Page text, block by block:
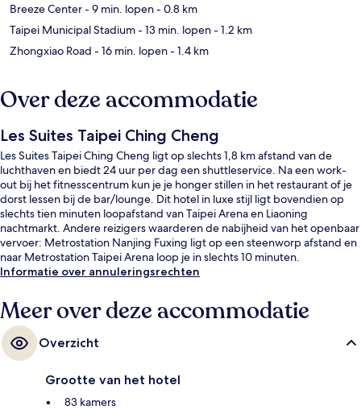
Breeze Center- 9 min. lopen- 0.8 km
Taipei Municipal Stadium- 13 min. lopen- 1.2 km
Zhongxiao Road - 16 min. lopen- 1.4 km
Over deze accommodatie
Les Suites Taipei Ching Cheng
Les Suites Taipei Ching Cheng ligt op slechts 1,8 km afstand van de
luchthaven en biedt 24 uur per dag een shuttleservice. Na een work-
out bij het fitnesscentrum kun je je honger stillen in het restaurant of je
dorst lessen bij de bar/lounge. Dit hotel in luxe stijl ligt bovendien op
slechts tien minuten loopafstand van Taipei Arena en Liaoning
nachtmarkt. Andere reizigers waarderen de nabijheid van het openbaar
vervoer: Metrostation Nanjing Fuxing ligt op een steenworp afstand en
naar Metrostation Taipei Arena loop je in slechts 10 minuten.
Informatie over annuleringsrechten
Meer over deze accommodatie
Overzicht
Grootte van het hotel
83 kamers